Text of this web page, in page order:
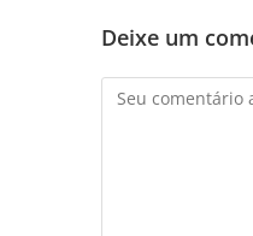
Deixe um